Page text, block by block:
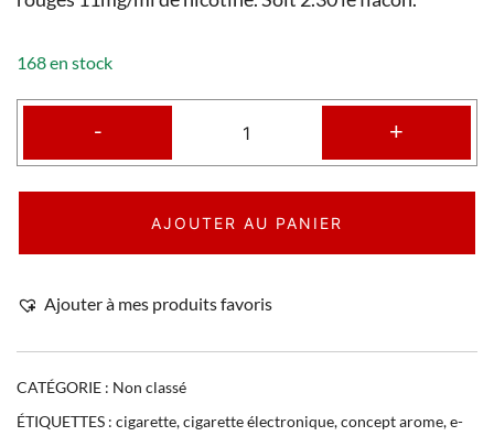
168 en stock
- +
AJOUTER AU PANIER
Ajouter à mes produits favoris
CATÉGORIE : Non classé
ÉTIQUETTES : cigarette,cigarette électronique,concept arome,e-